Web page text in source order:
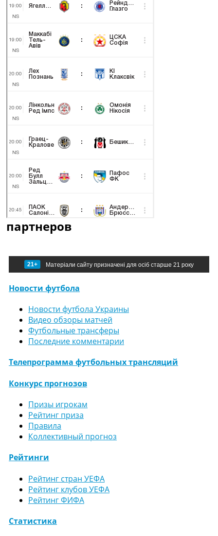
партнеров
21+ Матеріали сайту призначені для осіб старше 21 року
Новости футбола
Новости футбола Украины
Видео обзоры матчей
Футбольные трансферы
Последние комментарии
Телепрограмма футбольных трансляций
Конкурс прогнозов
Призы игрокам
Рейтинг приза
Правила
Коллективный прогноз
Рейтинги
Рейтинг стран УЕФА
Рейтинг клубов УЕФА
Рейтинг ФИФА
Статистика